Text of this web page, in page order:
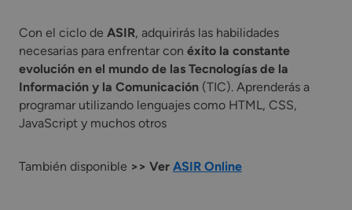
Con el ciclo de ASIR, adquirirás las habilidades
necesarias para enfrentar con éxito la constante
evolución en el mundo de las Tecnologías de la
Información y la Comunicación (TIC). Aprenderás a
programar utilizando lenguajes como HTML, CSS,
JavaScript y muchos otros
También disponible >> Ver ASIR Online